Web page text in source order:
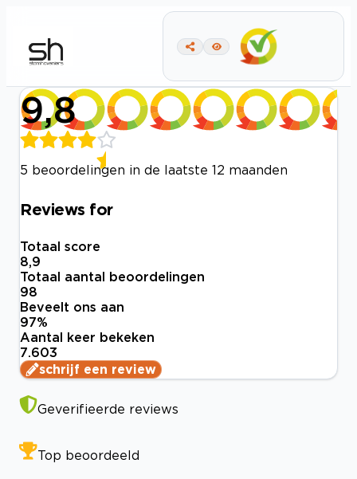
9,8
5 beoordelingen in de laatste 12 maanden
Reviews for
Totaal score
8,9
Totaal aantal beoordelingen
98
Beveelt ons aan
97%
Aantal keer bekeken
7.603
schrijf een review
Geverifieerde reviews
Top beoordeeld